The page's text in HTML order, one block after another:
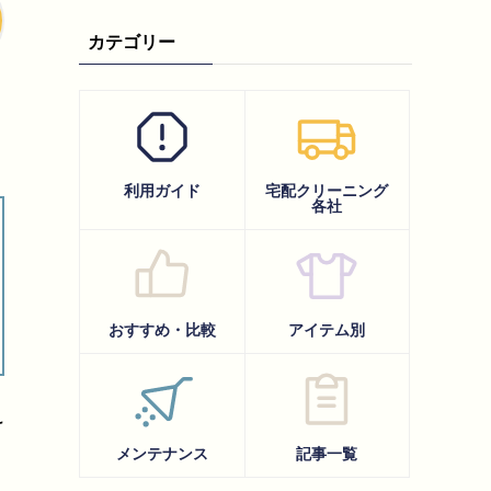
カテゴリー
利用ガイド
宅配クリーニング
各社
おすすめ・比較 アイテム別
メンテナンス 記事一覧